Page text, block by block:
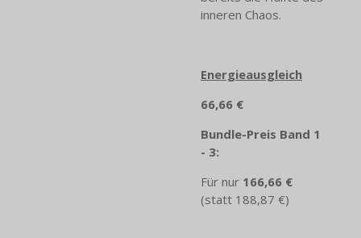
inneren Chaos.
Energieausgleich
66,66 €
Bundle-Preis Band 1
- 3:
Für nur 166,66 €
(statt 188,87 €)